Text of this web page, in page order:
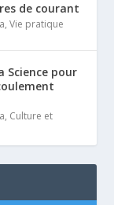
de courant
,Vie pratique
Science pour
, Culture et